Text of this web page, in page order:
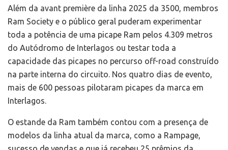
Além da avant première da linha 2025 da 3500, membros
Ram Society e o público geral puderam experimentar
toda a potência de uma picape Ram pelos 4.309 metros
do Autódromo de Interlagos ou testar toda a
capacidade das picapes no percurso off-road construído
na parte interna do circuito. Nos quatro dias de evento,
mais de 600 pessoas pilotaram picapes da marca em
Interlagos.
O estande da Ram também contou com a presença de
modelos da linha atual da marca, como a Rampage,